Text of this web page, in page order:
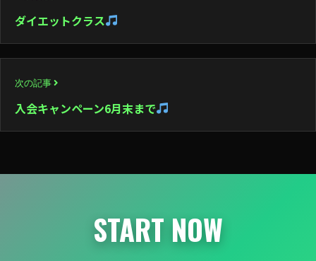
稿
ナ
ビ
ゲ
ー
ョ
ダイエットクラス
次の記事
入会キャンペーン6月末まで
START NOW